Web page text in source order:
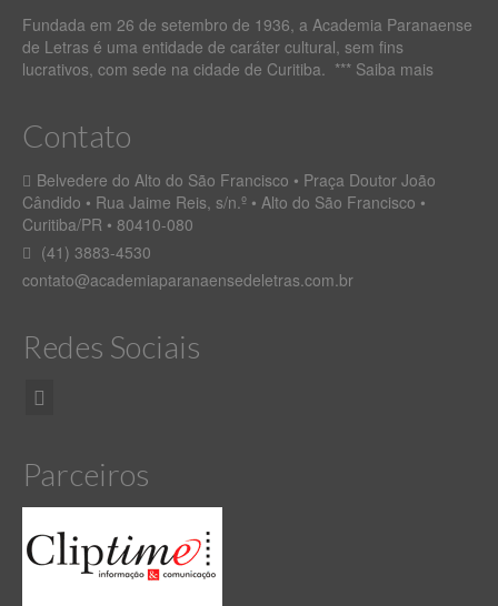
Fundada em 26 de setembro de 1936, a Academia Paranaense
de Letras é uma entidade de caráter cultural, sem fins
lucrativos, com sede na cidade de Curitiba. *** Saiba mais
Contato
Belvedere do Alto do São Francisco • Praça Doutor João
Cândido • Rua Jaime Reis, s/n.º • Alto do São Francisco •
Curitiba/PR • 80410-080
(41) 3883-4530
contato@academiaparanaensedeletras.com.br
Redes Sociais
Parceiros